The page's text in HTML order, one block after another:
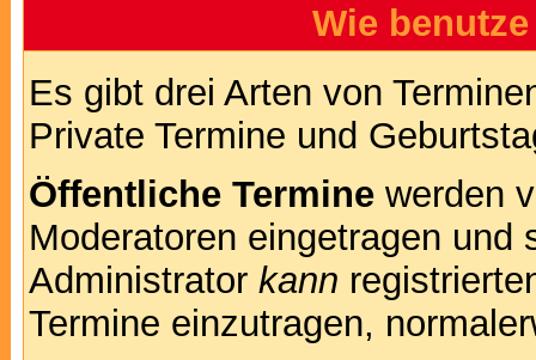
Wie
Es gibt drei Arten von
Private Termine und
Öffentliche Termine werden
Moderatoren eingetragen und
Administrator kann
Termine einzutragen,